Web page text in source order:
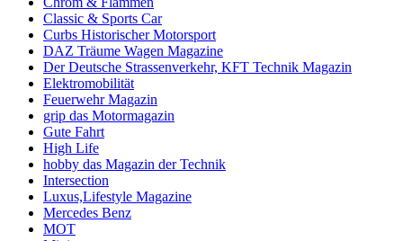
Classic & Sports Car
Curbs Historischer Motorsport
DAZ Träume Wagen Magazine
Der Deutsche Strassenverkehr, KFT Technik Magazin
Elektromobilität
Feuerwehr Magazin
grip das Motormagazin
Gute Fahrt
High Life
hobby das Magazin der Technik
Intersection
Luxus,Lifestyle Magazine
Mercedes Benz
MOT